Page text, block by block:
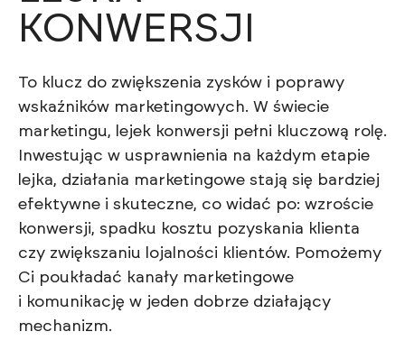
KONWERSJI
To klucz do zwiększenia zysków i poprawy
wskaźników marketingowych. W świecie
marketingu, lejek konwersji pełni kluczową rolę.
Inwestując w usprawnienia na każdym etapie
lejka, działania marketingowe stają się bardziej
efektywne i skuteczne, co widać po: wzroście
konwersji, spadku kosztu pozyskania klienta
czy zwiększaniu lojalności klientów. Pomożemy
Ci poukładać kanały marketingowe
i komunikację w jeden dobrze działający
mechanizm.